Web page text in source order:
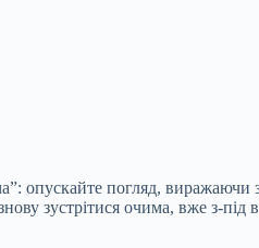
опускайте погляд, виражаючи
зустрітися очима, вже з-під